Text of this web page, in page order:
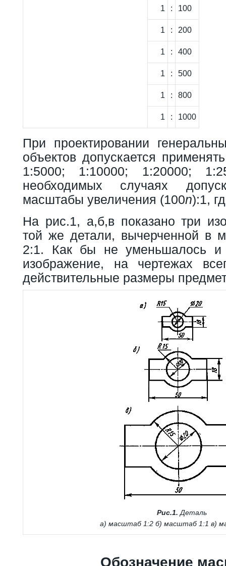
1 : 100
1 : 200
1 : 400
1 : 500
1 : 800
1 : 1000
При проектировании
объектов допускается
1:5000; 1:10000; 1:20000;
необходимых случаях
масштабы увеличения (100n):1,
На рис.1, а,б,в показано три
той же детали, вычерченной в
2:1. Как бы не уменьшалось и
изображение, на чертежах
действительные размеры
Рис.1. Деталь
а) масштаб 1:2 б) масштаб 1:1 в)
Обозначение